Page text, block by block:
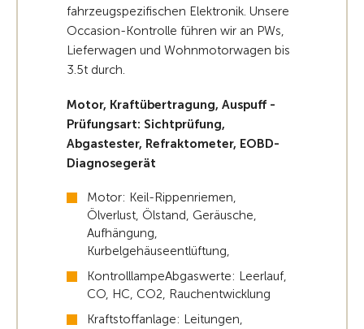
fahrzeugspezifischen Elektronik. Unsere
Occasion-Kontrolle führen wir an PWs,
Lieferwagen und Wohnmotorwagen bis
3.5t durch.
Motor, Kraftübertragung, Auspuff -
Prüfungsart: Sichtprüfung,
Abgastester, Refraktometer, EOBD-
Diagnosegerät
Motor: Keil-Rippenriemen,
Ölverlust, Ölstand, Geräusche,
Aufhängung,
Kurbelgehäuseentlüftung,
KontrolllampeAbgaswerte: Leerlauf,
CO, HC, CO2, Rauchentwicklung
Kraftstoffanlage: Leitungen,